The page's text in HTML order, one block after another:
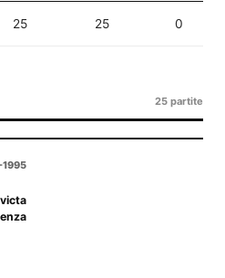
25 25 0
25 partite